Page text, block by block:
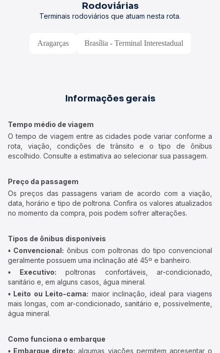
Rodoviárias
Terminais rodoviários que atuam nesta rota.
Aragarças Brasília - Terminal Interestadual
Informações gerais
Tempo médio de viagem
O tempo de viagem entre as cidades pode variar conforme a
rota, viação, condições de trânsito e o tipo de ônibus
escolhido. Consulte a estimativa ao selecionar sua passagem.
Preço da passagem
Os preços das passagens variam de acordo com a viação,
data, horário e tipo de poltrona. Confira os valores atualizados
no momento da compra, pois podem sofrer alterações.
Tipos de ônibus disponíveis
• Convencional: ônibus com poltronas do tipo convencional
geralmente possuem uma inclinação até 45º e banheiro.
• Executivo: poltronas confortáveis, ar-condicionado,
sanitário e, em alguns casos, água mineral.
• Leito ou Leito-cama: maior inclinação, ideal para viagens
mais longas, com ar-condicionado, sanitário e, possivelmente,
água mineral.
Como funciona o embarque
• Embarque direto: algumas viações permitem apresentar o